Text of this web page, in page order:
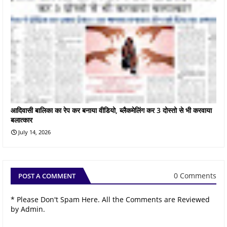
आदिवासी बालिका का रेप कर बनाया वीडियो, ब्लैकमेलिंग कर 3 दोस्तो से भी करवाया
बलात्कार
July 14, 2026
POST A COMMENT 0 Comments
* Please Don't Spam Here. All the Comments are Reviewed
by Admin.